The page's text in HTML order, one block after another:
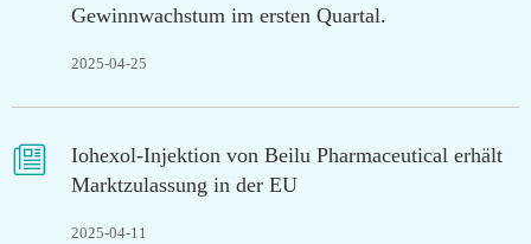
Gewinnwachstum im ersten Quartal.
2025-04-25

Iohexol-Injektion von Beilu Pharmaceutical erhält
Marktzulassung in der EU
2025-04-11